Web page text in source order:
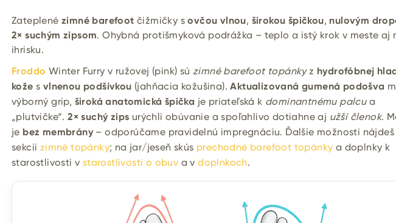
Zateplené zimné barefoot čižmičky sovčou vlnou, širokou špičkou, nulovým
2× suchým zipsom. Ohybná protišmyková podrážka – teplo a istý krok v meste aj
ihrisku.
Froddo Winter Furry v ružovej (pink) sú zimné barefoot topánkyz hydrofóbnej
kože s vlnenou podšívkou (jahňacia kožušina).Aktualizovaná gumená podošva
výborný grip, široká anatomická špička je priateľská k dominantnému palcua
„plutvičke“.2× suchý zips urýchli obúvanie a spoľahlivo dotiahne aj užší členok.
je bez membrány– odporúčame pravidelnú impregnáciu. Ďalšie možnosti nájdeš
sekcii zimné topánky; na jar/jeseň skús prechodné barefoot topánky a doplnky k
starostlivosti v starostlivosti o obuv a vdoplnkoch.